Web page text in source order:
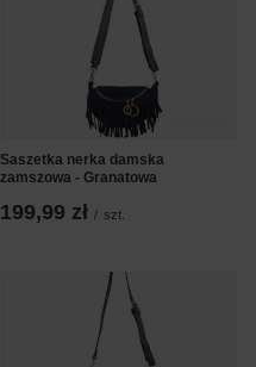
Saszetka nerka damska
zamszowa - Granatowa
199,99 zł / szt.